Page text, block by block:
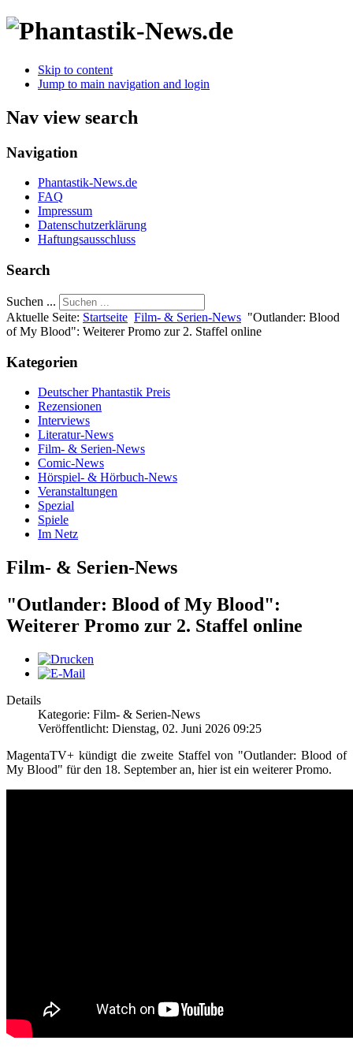
Skip to content
Jump to main navigation and login
Nav view search
Navigation
Phantastik-News.de
FAQ
Impressum
Datenschutzerklärung
Haftungsausschluss
Search
Suchen ...
Aktuelle Seite: Startseite Film- & Serien-News "Outlander: Blood
of My Blood": Weiterer Promo zur 2. Staffel online
Kategorien
Deutscher Phantastik Preis
Rezensionen
Interviews
Literatur-News
Film- & Serien-News
Comic-News
Hörspiel- & Hörbuch-News
Veranstaltungen
Spezial
Spiele
Im Netz
Film- & Serien-News
"Outlander: Blood of My Blood":
Weiterer Promo zur 2. Staffel online
Details
Kategorie: Film- & Serien-News
Veröffentlicht: Dienstag, 02. Juni 2026 09:25
MagentaTV+ kündigt die zweite Staffel von "Outlander: Blood of
My Blood" für den 18. September an, hier ist ein weiterer Promo.